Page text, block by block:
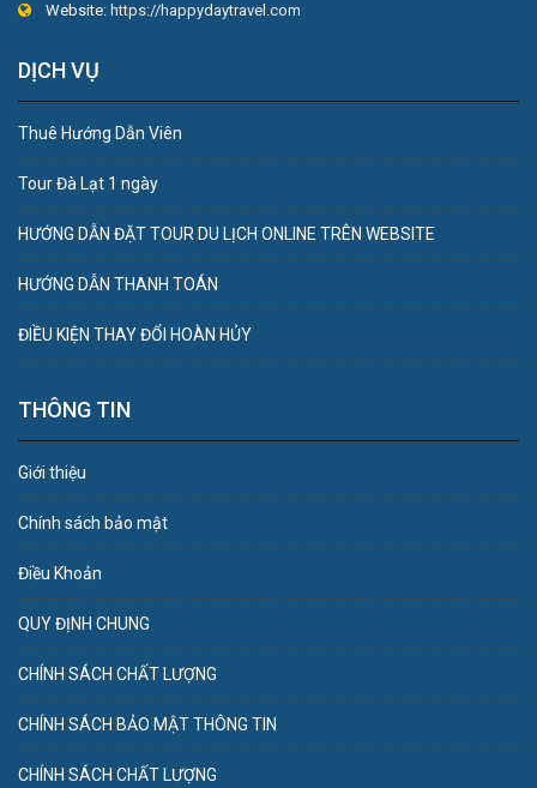
Website: https://happydaytravel.com
DỊCH VỤ
Thuê Hướng Dẫn Viên
Tour Đà Lạt 1 ngày
HƯỚNG DẪN ĐẶT TOUR DU LỊCH ONLINE TRÊN WEBSITE
HƯỚNG DẪN THANH TOÁN
ĐIỀU KIỆN THAY ĐỔI HOÀN HỦY
THÔNG TIN
Giới thiệu
Chính sách bảo mật
Điều Khoản
QUY ĐỊNH CHUNG
CHÍNH SÁCH CHẤT LƯỢNG
CHÍNH SÁCH BẢO MẬT THÔNG TIN
CHÍNH SÁCH CHẤT LƯỢNG